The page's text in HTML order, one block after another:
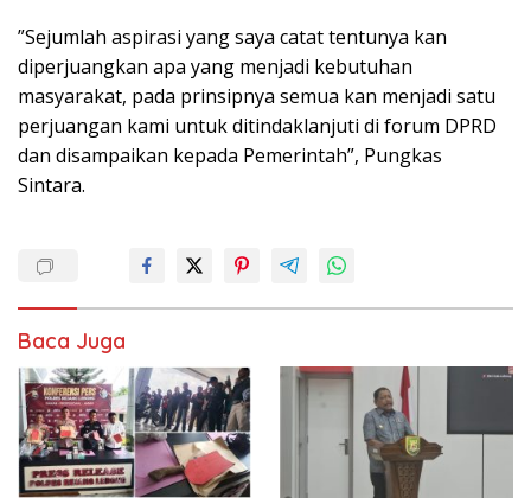
”Sejumlah aspirasi yang saya catat tentunya kan
diperjuangkan apa yang menjadi kebutuhan
masyarakat, pada prinsipnya semua kan menjadi satu
perjuangan kami untuk ditindaklanjuti di forum DPRD
dan disampaikan kepada Pemerintah”, Pungkas
Sintara.
Baca Juga